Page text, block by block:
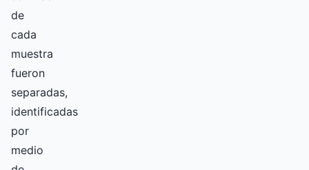
de
cada
muestra
fueron
separadas,
identificadas
por
medio